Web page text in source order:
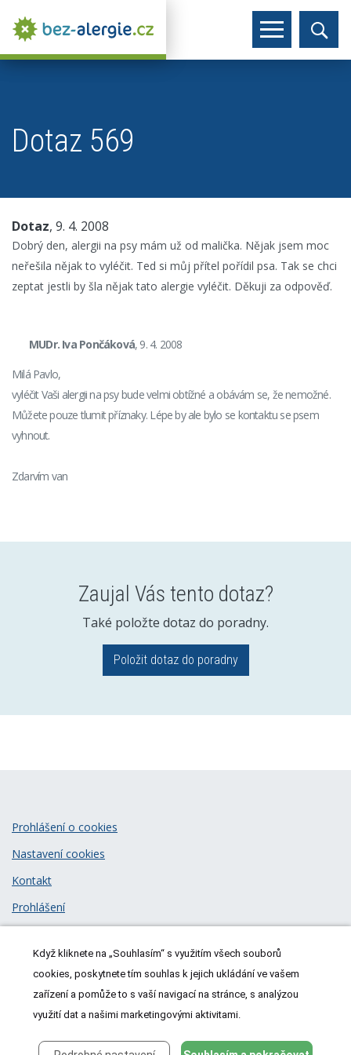
Dotaz 569
Dotaz, 9. 4. 2008
Dobrý den, alergii na psy mám už od malička. Nějak jsem moc
neřešila nějak to vyléčit. Ted si můj přítel pořídil psa. Tak se chci
zeptat jestli by šla nějak tato alergie vyléčit. Děkuji za odpověď.
MUDr. Iva Pončáková, 9. 4. 2008
Milá Pavlo,
vyléčit Vaši alergii na psy bude velmi obtížné a obávám se, že nemožné.
Můžete pouze tlumit příznaky. Lépe by ale bylo se kontaktu se psem
vyhnout.
Zdarvím van
Zaujal Vás tento dotaz?
Také položte dotaz do poradny.
Položit dotaz do poradny
© 2026MeDitorial| ISSN 1805-3408
Prohlášení o cookies
Nastavení cookies
Kontakt
Prohlášení
Když kliknete na „Souhlasím“ s využitím všech souborů
cookies, poskytnete tím souhlas k jejich ukládání ve vašem
zařízení a pomůže to s vaší navigací na stránce, s analýzou
využití dat a našimi marketingovými aktivitami.